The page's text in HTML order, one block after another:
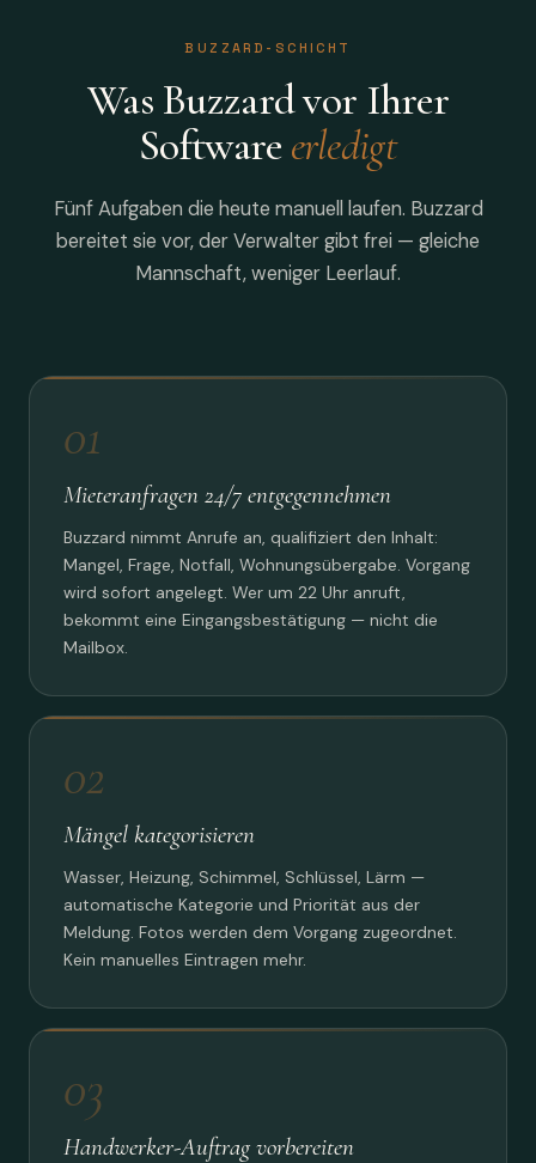
BUZZARD-SCHICHT
Was Buzzard vor Ihrer
Software erledigt
Fünf Aufgaben die heute manuell laufen. Buzzard
bereitet sie vor, der Verwalter gibt frei — gleiche
Mannschaft, weniger Leerlauf.
01
Mieteranfragen 24/7 entgegennehmen
Buzzard nimmt Anrufe an, qualifiziert den Inhalt:
Mangel, Frage, Notfall, Wohnungsübergabe. Vorgang
wird sofort angelegt. Wer um 22 Uhr anruft,
bekommt eine Eingangsbestätigung — nicht die
Mailbox.
02
Mängel kategorisieren
Wasser, Heizung, Schimmel, Schlüssel, Lärm —
automatische Kategorie und Priorität aus der
Meldung. Fotos werden dem Vorgang zugeordnet.
Kein manuelles Eintragen mehr.
03
Handwerker-Auftrag vorbereiten